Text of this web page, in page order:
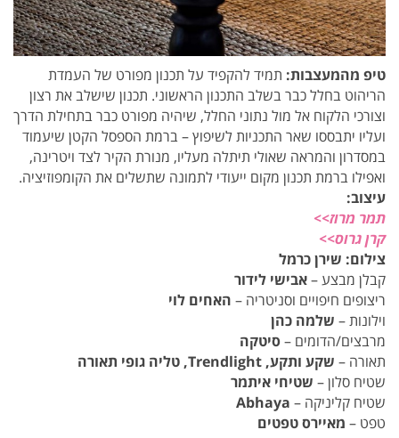
טיפ מהמעצבות: תמיד להקפיד על תכנון מפורט של העמדת
הריהוט בחלל כבר בשלב התכנון הראשוני. תכנון שישלב את רצון
וצורכי הלקוח אל מול נתוני החלל, שיהיה מפורט כבר בתחילת הדרך
ועליו יתבססו שאר התכניות לשיפוץ – ברמת הספסל הקטן שיעמוד
במסדרון והמראה שאולי תיתלה מעליו, מנורת הקיר לצד ויטרינה,
ואפילו ברמת תכנון מקום ייעודי לתמונה שתשלים את הקומפוזיציה.
עיצוב:
תמר מרוז>>
קרן גרוס>>
צילום: שירן כרמל
קבלן מבצע –אבישי לידור
ריצופים חיפויים וסניטריה – האחים לוי
וילונות – שלמה כהן
מרבצים/הדומים –סיטקה
תאורה – שקע ותקע, Trendlight, טליה גופי תאורה
שטיח סלון – שטיחי איתמר
שטיח קליניקה – Abhaya
טפט – מאיירס טפטים